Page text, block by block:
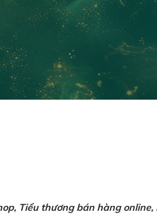
Tiểu thương bán hàng